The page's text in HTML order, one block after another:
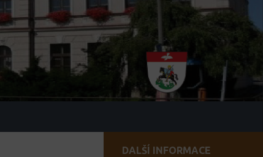
DALŠÍ INFORMACE